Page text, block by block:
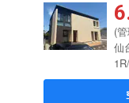
(
仙